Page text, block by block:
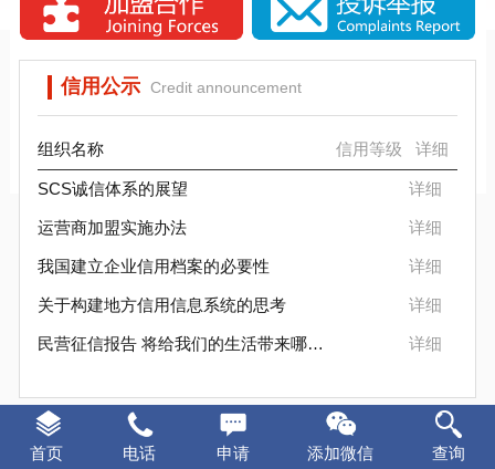
首页 电话 申请 添加微信 查询
SCS信用评估是否被消费者认可？
信用公示 Credit announcement
组织名称 信用等级 详细
SCS诚信体系的展望 详细
运营商加盟实施办法 详细
我国建立企业信用档案的必要性 详细
关于构建地方信用信息系统的思考 详细
民营征信报告 将给我们的生活带来哪些变化 详细
证书样本Certificate sample